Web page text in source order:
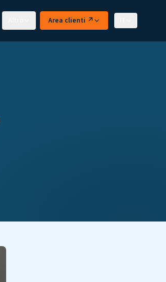
Area clienti ↗